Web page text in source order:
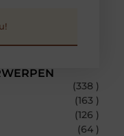
(338 )
(163 )
(126 )
(64 )